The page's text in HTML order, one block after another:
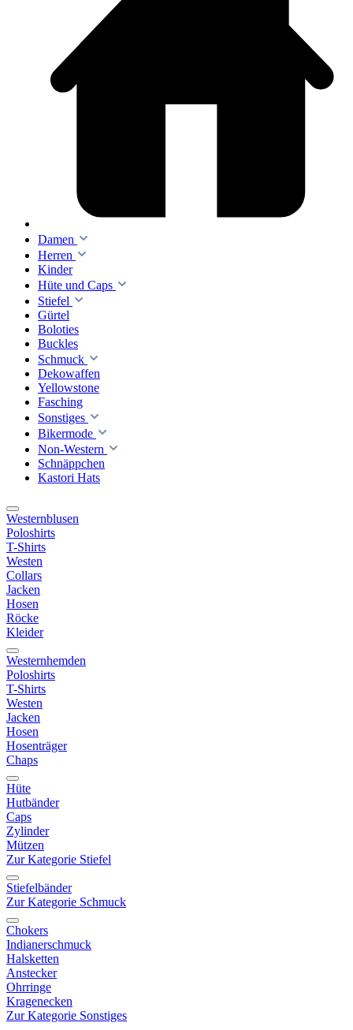
Damen
Herren
Kinder
Hüte und Caps
Stiefel
Gürtel
Boloties
Buckles
Schmuck
Dekowaffen
Yellowstone
Fasching
Sonstiges
Bikermode
Non-Western
Schnäppchen
Kastori Hats
Westernblusen
Poloshirts
T-Shirts
Westen
Collars
Jacken
Hosen
Röcke
Kleider
Westernhemden
Poloshirts
T-Shirts
Westen
Jacken
Hosen
Hosenträger
Chaps
Hüte
Hutbänder
Caps
Zylinder
Mützen
Zur Kategorie Stiefel
Stiefelbänder
Zur Kategorie Schmuck
Chokers
Indianerschmuck
Halsketten
Anstecker
Ohrringe
Kragenecken
Zur Kategorie Sonstiges